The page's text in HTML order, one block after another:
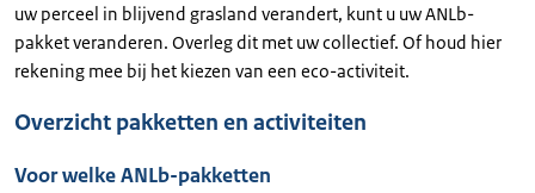
uw perceel in blijvend grasland verandert, kunt u uw ANLb-
pakket veranderen. Overleg dit met uw collectief. Of houd hier
rekening mee bij het kiezen van een eco-activiteit.
Overzicht pakketten en activiteiten
Voor welke ANLb-pakketten